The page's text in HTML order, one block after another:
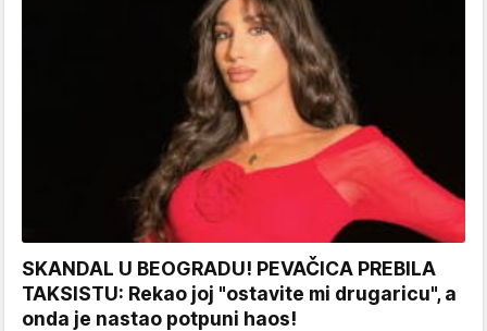
SKANDAL U BEOGRADU! PEVAČICA PREBILA
TAKSISTU: Rekao joj "ostavite mi drugaricu", a
onda je nastao potpuni haos!